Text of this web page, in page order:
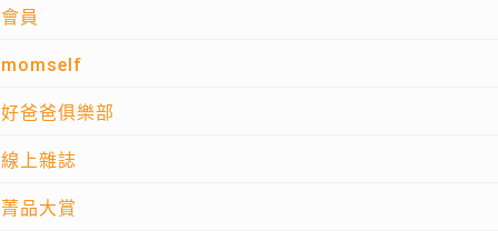
會員
momself
好爸爸俱樂部
線上雜誌
菁品大賞